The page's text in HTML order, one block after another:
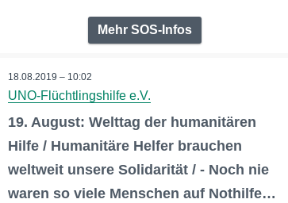
Mehr SOS-Infos
18.08.2019 – 10:02
UNO-Flüchtlingshilfe e.V.
19. August: Welttag der humanitären
Hilfe / Humanitäre Helfer brauchen
weltweit unsere Solidarität / - Noch nie
waren so viele Menschen auf Nothilfe…